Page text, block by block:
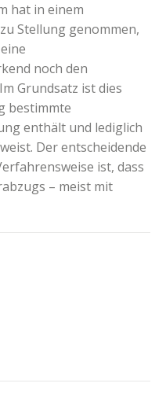
hat in einem
Stellung genommen,
noch den
Grundsatz ist dies
bestimmte
enthält und lediglich
Der entscheidende
ist, dass
– meist mit